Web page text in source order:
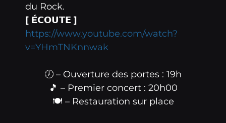
du Rock.
[ É𝗖𝗢𝗨𝗧𝗘 ]
https://www.youtube.com/watch?
v=YHmTNKnnwak
🕖 – Ouverture des portes : 19h
🎵 – Premier concert : 20h00
🍽️ – Restauration sur place